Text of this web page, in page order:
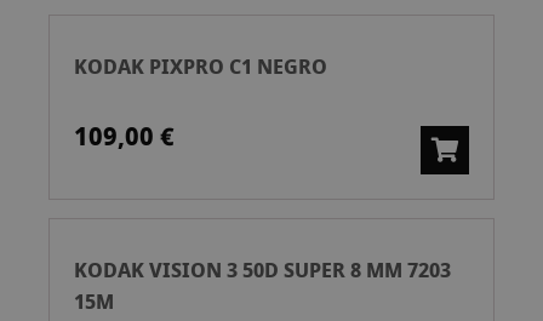
KODAK PIXPRO C1 NEGRO
109,00 €
KODAK VISION 3 50D SUPER 8 MM 7203
15M